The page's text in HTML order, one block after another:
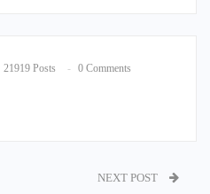
21919 Posts 0 Comments
NEXT POST